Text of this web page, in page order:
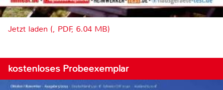
Jetzt laden (, PDF, 6.04 MB)
kostenloses Probeexemplar